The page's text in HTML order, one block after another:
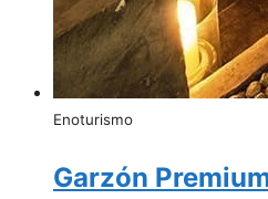
Enoturismo
Garzón